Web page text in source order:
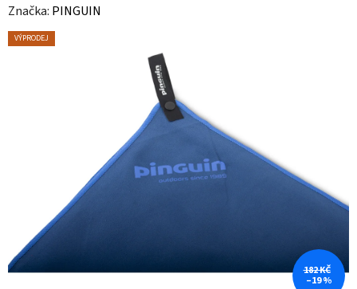
hodnocení
produktu
Značka: PINGUIN
VÝPRODEJ
182 KČ
–19 %